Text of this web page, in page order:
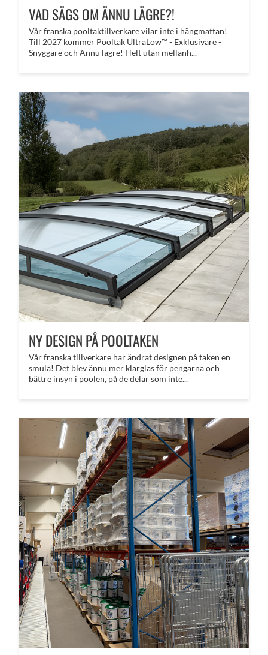
VAD SÄGS OM ÄNNU LÄGRE?!
​Vår franska pooltaktillverkare vilar inte i hängmattan!
Till 2027 kommer Pooltak UltraLow™ - Exklusivare -
Snyggare och Ännu lägre! Helt utan mellanh...
NY DESIGN PÅ POOLTAKEN
Vår franska tillverkare har ändrat designen på taken en
smula! Det blev ännu mer klarglas för pengarna och
bättre insyn i poolen, på de delar som inte...